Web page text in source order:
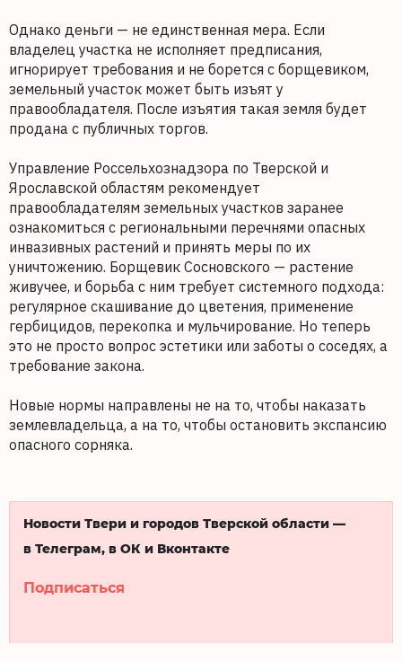
Однако деньги — не единственная мера. Если
владелец участка не исполняет предписания,
игнорирует требования и не борется с борщевиком,
земельный участок может быть изъят у
правообладателя. После изъятия такая земля будет
продана с публичных торгов.
Управление Россельхознадзора по Тверской и
Ярославской областям рекомендует
правообладателям земельных участков заранее
ознакомиться с региональными перечнями опасных
инвазивных растений и принять меры по их
уничтожению. Борщевик Сосновского — растение
живучее, и борьба с ним требует системного подхода:
регулярное скашивание до цветения, применение
гербицидов, перекопка и мульчирование. Но теперь
это не просто вопрос эстетики или заботы о соседях, а
требование закона.
Новые нормы направлены не на то, чтобы наказать
землевладельца, а на то, чтобы остановить экспансию
опасного сорняка.
Новости Твери и городов Тверской области —
в Телеграм, в ОК и Вконтакте
Подписаться